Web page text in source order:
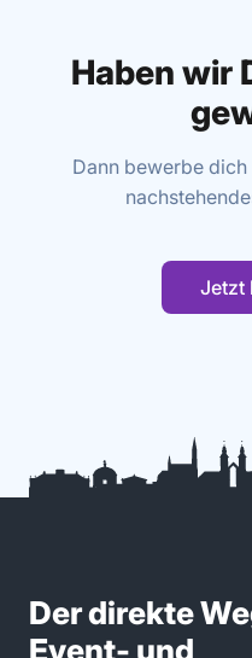
Haben wir
Dann bewerbe
Jetzt
Der direkte
Event- und